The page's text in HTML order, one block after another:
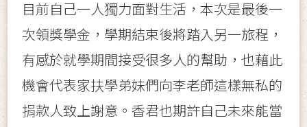
目前自己一人獨力面對生活，本次是最後一
次領獎學金 ， 學期結束後將踏入另一旅程 ，
有感於就學期間接受很多人的幫助，也藉此
機會代表家扶學弟妹們向李老師這樣無私的
捐款人致上謝意。香君也期許自己未來能當